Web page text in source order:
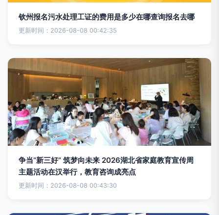
钦州报名污水处理工证的费用是多少在哪查询报名去哪
更新时间：2026-08-08 00:42:35
争当“新三好” 筑梦向未来 2026湖北省家庭教育宣传周
主题活动在汉举行，教育咨询成亮点
更新时间：2026-08-08 00:43:30